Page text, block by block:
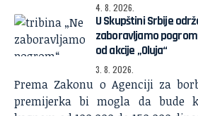
4. 8. 2026.
U Skupštini Srbije
zaboravljamo
od akcije „Oluja“
3. 8. 2026.
Prema Zakonu o Agenciji za
premijerka bi mogla da bude